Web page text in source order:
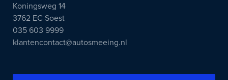
Koningsweg 14
3762 EC Soest
035 603 9999
klantencontact@autosmeeing.nl